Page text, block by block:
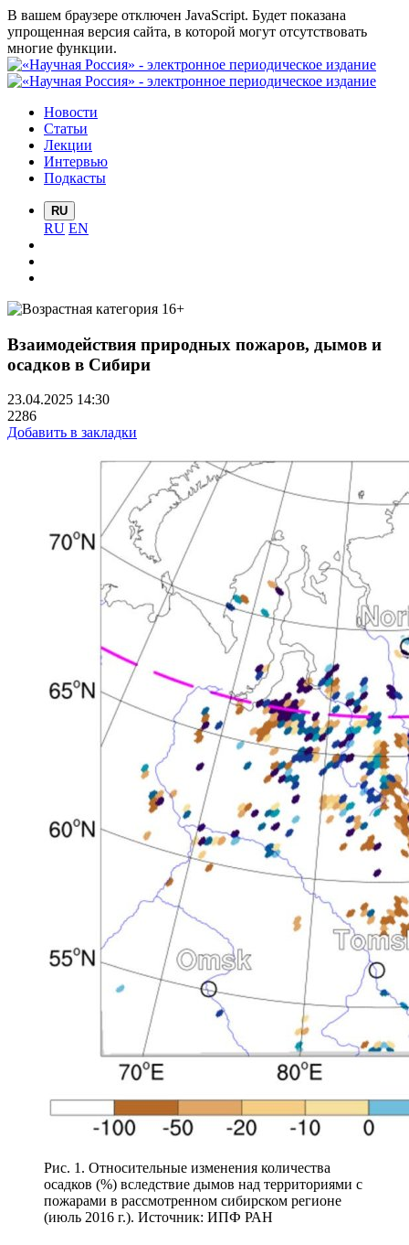
В вашем браузере отключен JavaScript. Будет показана
упрощенная версия сайта, в которой могут отсутствовать
многие функции.
Новости
Статьи
Лекции
Интервью
Подкасты
RU
RU EN
Взаимодействия природных пожаров, дымов и
осадков в Сибири
23.04.2025 14:30
2286
Добавить в закладки
Рис. 1. Относительные изменения количества
осадков (%) вследствие дымов над территориями с
пожарами в рассмотренном сибирском регионе
(июль 2016 г.). Источник: ИПФ РАН